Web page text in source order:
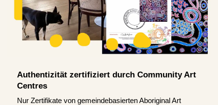
Authentizität zertifiziert durch Community Art
Centres
Nur Zertifikate von gemeindebasierten Aboriginal Art